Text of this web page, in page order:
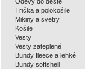
Trička a polokošile
Mikiny a svetry
Košile
Vesty
Vesty zateplené
Bundy fleece a lehké
Bundy softshell